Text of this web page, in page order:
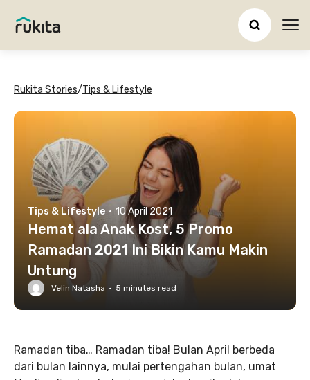
Rukita Stories/Tips & Lifestyle
Tips & Lifestyle · 10 April 2021
Hemat ala Anak Kost, 5 Promo
Ramadan 2021 Ini Bikin Kamu Makin
Untung
Velin Natasha · 5 minutes read
Ramadan tiba… Ramadan tiba! Bulan April berbeda
dari bulan lainnya, mulai pertengahan bulan, umat